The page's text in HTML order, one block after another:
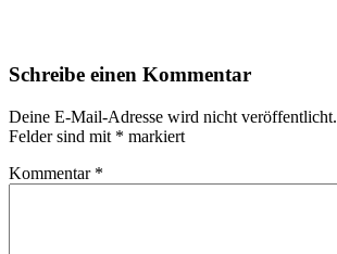
Schreibe einen Kommentar
Deine E-Mail-Adresse wird nicht veröffentlicht.
Felder sind mit * markiert
Kommentar *